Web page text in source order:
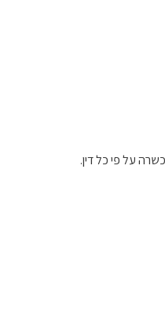
על פי כל דין.